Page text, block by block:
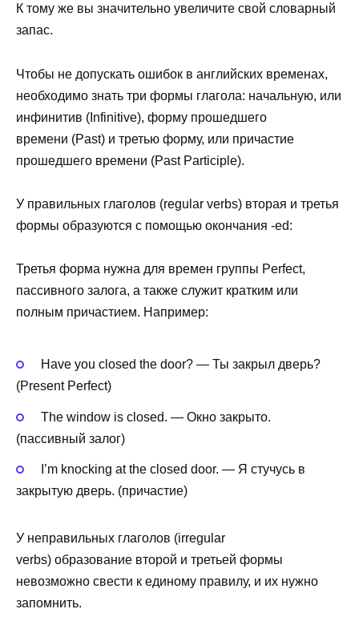
К тому же вы значительно увеличите свой словарный
запас.
Чтобы не допускать ошибок в английских временах,
необходимо знать три формы глагола: начальную, или
инфинитив (Infinitive), форму прошедшего
времени (Past) и третью форму, или причастие
прошедшего времени (Past Participle).
У правильных глаголов (regular verbs) вторая и третья
формы образуются с помощью окончания -ed:
Третья форма нужна для времен группы Perfect,
пассивного залога, а также служит кратким или
полным причастием. Например:
Have you closed the door? — Ты закрыл дверь?
(Present Perfect)
The window is closed. — Окно закрыто.
(пассивный залог)
I’m knocking at the closed door. — Я стучусь в
закрытую дверь. (причастие)
У неправильных глаголов (irregular
verbs) образование второй и третьей формы
невозможно свести к единому правилу, и их нужно
запомнить.